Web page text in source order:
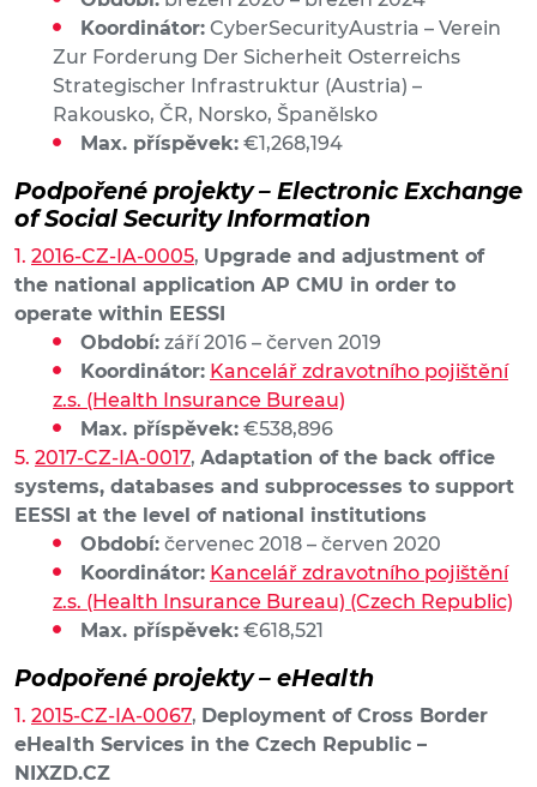
Koordinátor: CyberSecurityAustria – Verein
Zur Forderung Der Sicherheit Osterreichs
Strategischer Infrastruktur (Austria) –
Rakousko, ČR, Norsko, Španělsko
Max. příspěvek: €1,268,194
Podpořené projekty – Electronic Exchange
of Social Security Information
2016-CZ-IA-0005, Upgrade and adjustment of
the national application AP CMU in order to
operate within EESSI
Období: září 2016 – červen 2019
Koordinátor: Kancelář zdravotního pojištění
z.s. (Health Insurance Bureau)
Max. příspěvek: €538,896
2017-CZ-IA-0017, Adaptation of the back office
systems, databases and subprocesses to support
EESSI at the level of national institutions
Období: červenec 2018 – červen 2020
Koordinátor: Kancelář zdravotního pojištění
z.s. (Health Insurance Bureau) (Czech Republic)
Max. příspěvek: €618,521
Podpořené projekty – eHealth
2015-CZ-IA-0067, Deployment of Cross Border
eHealth Services in the Czech Republic –
NIXZD.CZ